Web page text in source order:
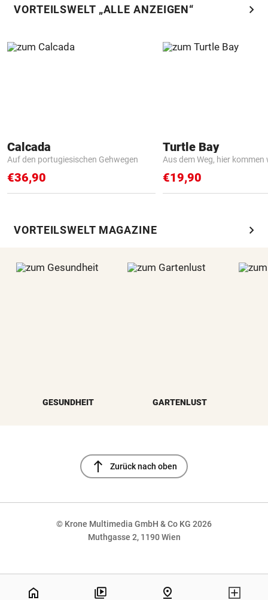
VORTEILSWELT „ALLE ANZEIGEN“ chevron_right
Calcada
Auf den portugiesischen Gehwegen
€36,90
Turtle Bay
Aus dem Weg, hier kommen
€19,90
VORTEILSWELT MAGAZINE chevron_right
GESUNDHEIT GARTENLUST
north Zurück nach oben
© Krone Multimedia GmbH & Co KG 2026
Muthgasse 2, 1190 Wien
home pin_drop
NaN%